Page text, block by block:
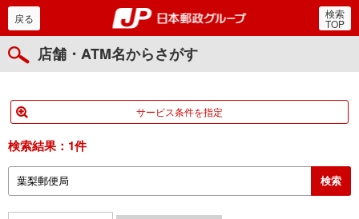
郵便局・日本郵政グルー
戻る 検索
TOP
店舗・ATM名からさがす
サービス条件を指定
検索結果： 1件